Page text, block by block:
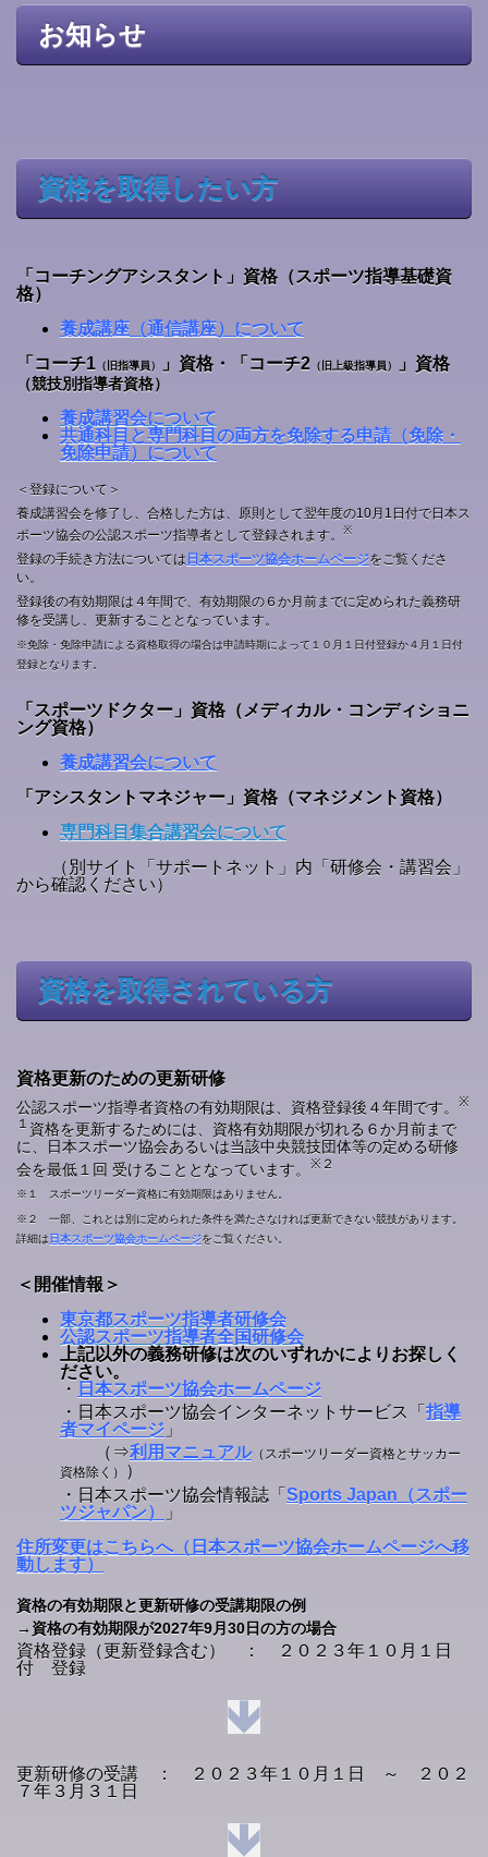
お知らせ
資格を取得したい方
「コーチングアシスタント」資格（スポーツ指導基礎資
格）
養成講座（通信講座）について
「コーチ1 （旧指導員） 」資格・「コーチ2 （旧上級指導員） 」資格
（競技別指導者資格）
養成講習会について
共通科目と専門科目の両方を免除する申請（免除・
免除申請）について
＜登録について＞
養成講習会を修了し、合格した方は、原則として翌年度の10月1日付で日本ス
ポーツ協会の公認スポーツ指導者として登録されます。
※
登録の手続き方法については 日本スポーツ協会ホームページをご覧くださ
い。
登録後の有効期限は４年間で、有効期限の６か月前までに定められた義務研
修を受講し、更新することとなっています。
※免除・免除申請による資格取得の場合は申請時期によって１０月１日付登録か４月１日付
登録となります。
「スポーツドクター」資格（メディカル・コンディショニ
ング資格）
養成講習会について
「アシスタントマネジャー」資格（マネジメント資格）
専門科目集合講習会について
（別サイト「サポートネット」内「研修会・講習会」
から確認ください）
資格を取得されている方
資格更新のための更新研修
公認スポーツ指導者資格の有効期限は、資格登録後４年間です。
※
１ 資格を更新するためには、資格有効期限が切れる６か月前まで
に、日本スポーツ協会あるいは当該中央競技団体等の定める研修
会を最低１回 受けることとなっています。
※２
※１ スポーツリーダー資格に有効期限はありません。
※２ 一部、これとは別に定められた条件を満たさなければ更新できない競技があります。
詳細は 日本スポーツ協会ホームページをご覧ください。
＜開催情報＞
東京都スポーツ指導者研修会
公認スポーツ指導者全国研修会
上記以外の義務研修は次のいずれかによりお探しく
ださい。
・ 日本スポーツ協会ホームページ
・日本スポーツ協会インターネットサービス「指導
者マイページ 」
（⇒利用マニュアル（スポーツリーダー資格とサッカー
資格除く）
）
・日本スポーツ協会情報誌「Sports Japan（スポー
ツジャパン）
」
住所変更はこちらへ（日本スポーツ協会ホームページへ移
動します）
資格の有効期限と更新研修の受講期限の例
→資格の有効期限が2027年9月30日の方の場合
資格登録（更新登録含む） ： ２０２３年１０月１日
付 登録
更新研修の受講 ： ２０２３年１０月１日 ～ ２０２
７年３月３１日